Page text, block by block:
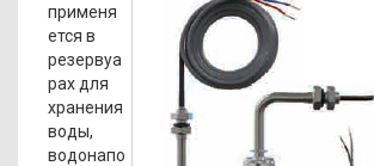
применя
ется в
резервуа
рах для
хранения
воды,
водонапо